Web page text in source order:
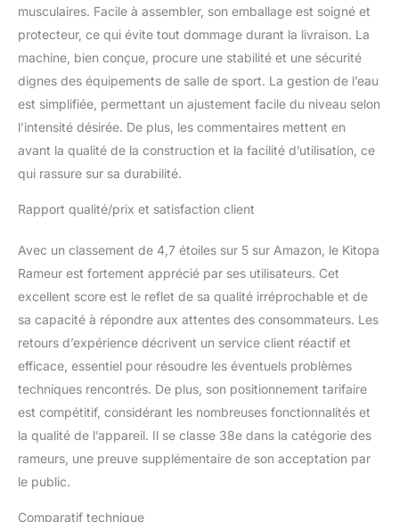
calories, le nombre et le
total, ce qui vous aide à
suivre vos performances
de fitness et à ajuster
votre programme.
Sécurité et stabilité : la
machine à ramer pour la
avec un cadre en acier
kg, convient à presque
rails en aluminium
minimisent l'usure et
prolongent la durée de
vie de l'appareil.
L’amortisseur renforcé au
centre de la machine à
ramer aide à maintenir
l’équilibre sur des terrains
selon vos besoins sans
vous soucier de
l’équilibre/de l’inclinaison.
musculaires. Facile à assembler, son emballage est soigné et
protecteur, ce qui évite tout dommage durant la livraison. La
machine, bien conçue, procure une stabilité et une sécurité
dignes des équipements de salle de sport. La gestion de l’eau
est simplifiée, permettant un ajustement facile du niveau selon
l’intensité désirée. De plus, les commentaires mettent en
avant la qualité de la construction et la facilité d’utilisation, ce
qui rassure sur sa durabilité.
Rapport qualité/prix et satisfaction client
Avec un classement de 4,7 étoiles sur 5 sur Amazon, le Kitopa
Rameur est fortement apprécié par ses utilisateurs. Cet
excellent score est le reflet de sa qualité irréprochable et de
sa capacité à répondre aux attentes des consommateurs. Les
retours d’expérience décrivent un service client réactif et
efficace, essentiel pour résoudre les éventuels problèmes
techniques rencontrés. De plus, son positionnement tarifaire
est compétitif, considérant les nombreuses fonctionnalités et
la qualité de l’appareil. Il se classe 38e dans la catégorie des
rameurs, une preuve supplémentaire de son acceptation par
le public.
Comparatif technique